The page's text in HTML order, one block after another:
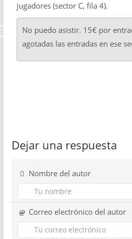
jugadores (sector C, fila 4).
No puedo asistir. 15€ por
agotadas las entradas en ese
Dejar una respuesta
Nombre del autor
Correo electrónico del autor